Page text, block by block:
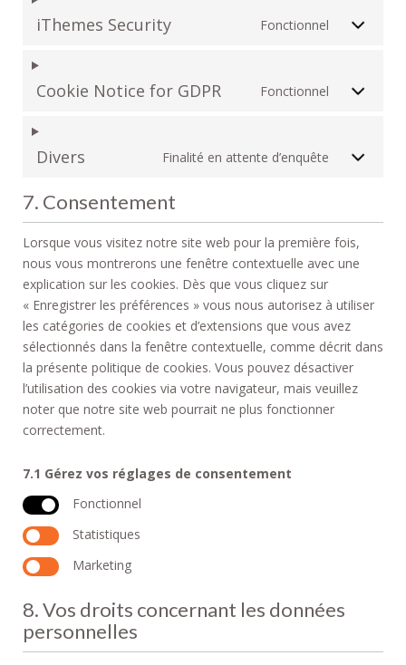
iThemes Security Fonctionnel
Cookie Notice for GDPR Fonctionnel
Divers Finalité en attente d’enquête
7. Consentement
Lorsque vous visitez notre site web pour la première fois,
nous vous montrerons une fenêtre contextuelle avec une
explication sur les cookies. Dès que vous cliquez sur
« Enregistrer les préférences » vous nous autorisez à utiliser
les catégories de cookies et d’extensions que vous avez
sélectionnés dans la fenêtre contextuelle, comme décrit dans
la présente politique de cookies. Vous pouvez désactiver
l’utilisation des cookies via votre navigateur, mais veuillez
noter que notre site web pourrait ne plus fonctionner
correctement.
7.1 Gérez vos réglages de consentement
Fonctionnel
Statistiques
Marketing
8. Vos droits concernant les données
personnelles